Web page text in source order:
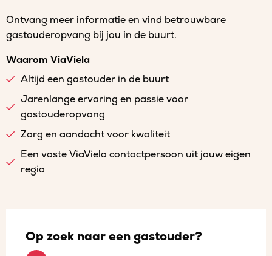
Ontvang meer informatie en vind betrouwbare
gastouderopvang bij jou in de buurt.
Waarom ViaViela
Altijd een gastouder in de buurt
Jarenlange ervaring en passie voor
gastouderopvang
Zorg en aandacht voor kwaliteit
Een vaste ViaViela contactpersoon uit jouw eigen
regio
Op zoek naar een gastouder?